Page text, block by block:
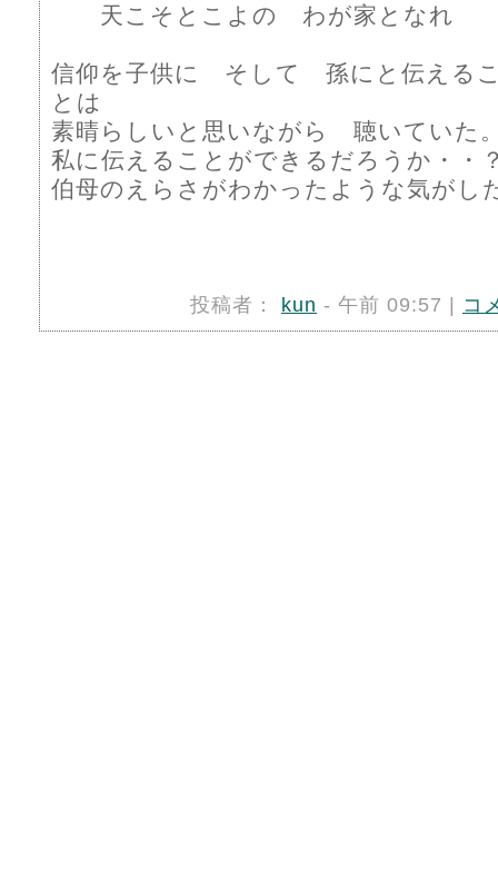
天こそとこよの わが家となれ
信仰を子供に そして 孫にと伝える
とは
素晴らしいと思いながら 聴いていた
私に伝えることができるだろうか・・
伯母のえらさがわかったような気がし
投稿者： kun - 午前 09:57 | コ